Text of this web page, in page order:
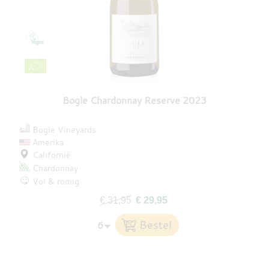
Bogle Chardonnay Reserve 2023
Bogle Vineyards
Amerika
Californië
Chardonnay
Vol & romig
€ 31,95 € 29,95